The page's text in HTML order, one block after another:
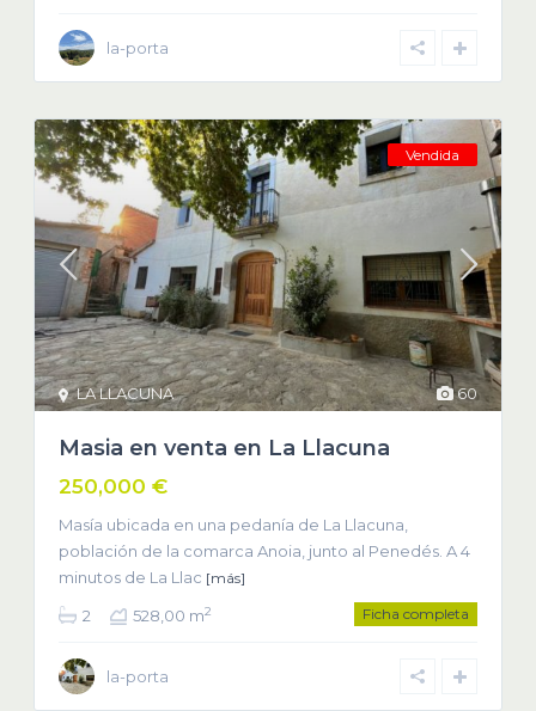
la-porta
60
LA LLACUNA
Vendida
Masia en venta en La Llacuna
250,000 €
Masía ubicada en una pedanía de La Llacuna,
población de la comarca Anoia, junto al Penedés. A 4
minutos de La Llac [más]
2 528,00 m2 Ficha completa
la-porta